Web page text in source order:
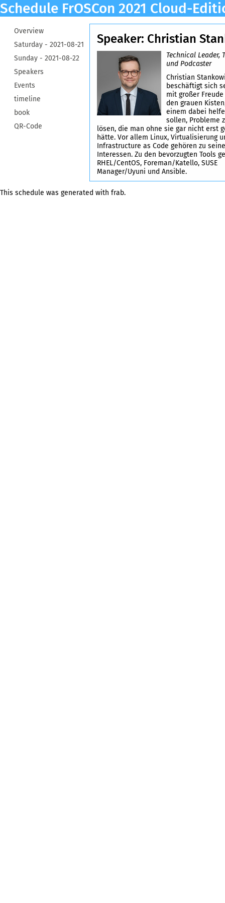
Schedule FrOSCon 2021 Cloud-
Overview
Saturday - 2021-08-21
Sunday - 2021-08-22
Speakers
Events
timeline
book
QR-Code
Speaker: Christian
Technical Leader,
und Podcaster
Christian
beschäftigt sich
mit großer
den grauen
einem dabei
sollen, Probleme
lösen, die man ohne sie gar nicht erst
hätte. Vor allem Linux, Virtualisierung
Infrastructure as Code gehören zu
Interessen. Zu den bevorzugten Tools
RHEL/CentOS, Foreman/Katello, SUSE
Manager/Uyuni und Ansible.
This schedule was generated with frab.